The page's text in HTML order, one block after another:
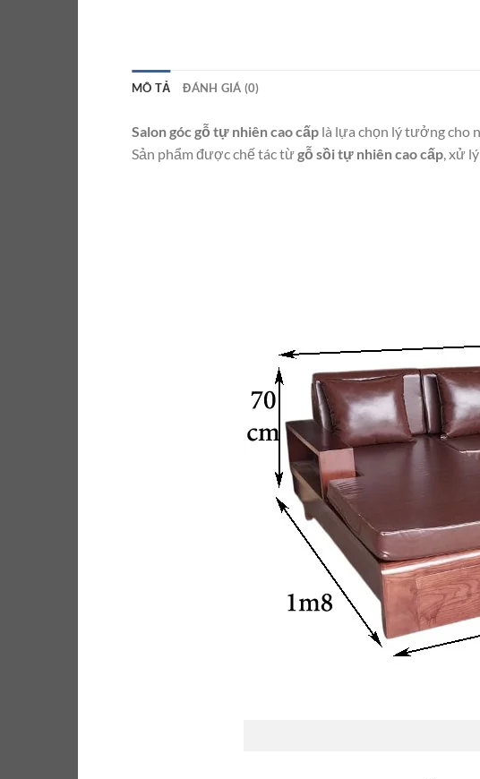
MÔ TẢ ĐÁNH GIÁ (0)
Salon góc gỗ tự nhiên cao cấp là lựa chọn lý tưởng cho
Sản phẩm được chế tác từgỗ sồi tự nhiên cao cấp , xử